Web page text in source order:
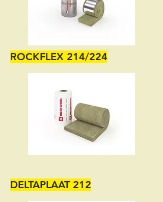
ROCKFLEX 214/224
DELTAPLAAT 212